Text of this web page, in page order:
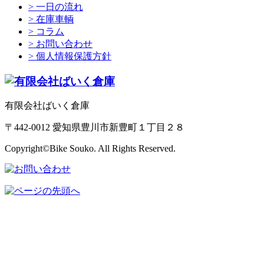
> 一日の流れ
> 在庫車輌
> コラム
> お問い合わせ
> 個人情報保護方針
有限会社ばいく倉庫
〒442-0012 愛知県豊川市新豊町１丁目２８
Copyright©Bike Souko. All Rights Reserved.